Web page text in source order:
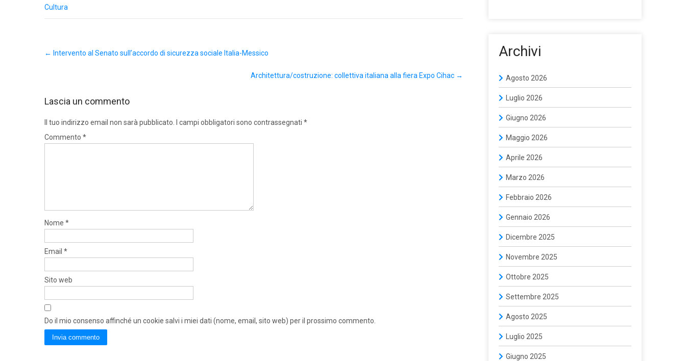
Cultura
navigation
← Intervento al Senato sull’accordo di sicurezza sociale Italia-Messico
Architettura/costruzione: collettiva italiana alla fiera Expo Cihac →
Lascia un commento
Il tuo indirizzo email non sarà pubblicato. I campi obbligatori sono contrassegnati *
Commento *
Nome *
Email *
Sito web
Do il mio consenso affinché un cookie salvi i miei dati (nome, email, sito web) per il prossimo commento.
Archivi
Agosto 2026
Luglio 2026
Giugno 2026
Maggio 2026
Aprile 2026
Marzo 2026
Febbraio 2026
Gennaio 2026
Dicembre 2025
Novembre 2025
Ottobre 2025
Settembre 2025
Agosto 2025
Luglio 2025
Giugno 2025